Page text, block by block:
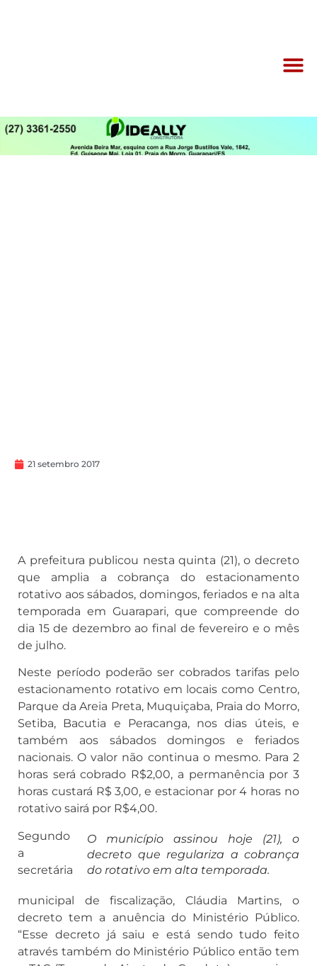
21 setembro 2017
A prefeitura publicou nesta quinta (21), o decreto
que amplia a cobrança do estacionamento
rotativo aos sábados, domingos, feriados e na alta
temporada em Guarapari, que compreende do
dia 15 de dezembro ao final de fevereiro e o mês
de julho.
Neste período poderão ser cobrados tarifas pelo
estacionamento rotativo em locais como Centro,
Parque da Areia Preta, Muquiçaba, Praia do Morro,
Setiba, Bacutia e Peracanga, nos dias úteis, e
também aos sábados domingos e feriados
nacionais. O valor não continua o mesmo. Para 2
horas será cobrado R$2,00, a permanência por 3
horas custará R$ 3,00, e estacionar por 4 horas no
rotativo sairá por R$4,00.
O município assinou hoje (21), o
decreto que regulariza a cobrança
do rotativo em alta temporada.
Segundo
a
secretária
municipal de fiscalização, Cláudia Martins, o
decreto tem a anuência do Ministério Público.
“Esse decreto já saiu e está sendo tudo feito
através também do Ministério Público então tem